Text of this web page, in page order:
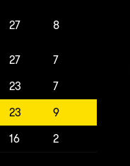
27 8
27
7
23
7
23
9
16 2